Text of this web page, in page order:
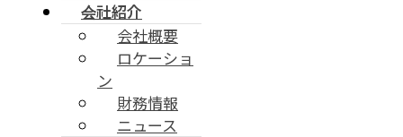
会社紹介
会社概要
ロケーショ
ン
財務情報
ニュース